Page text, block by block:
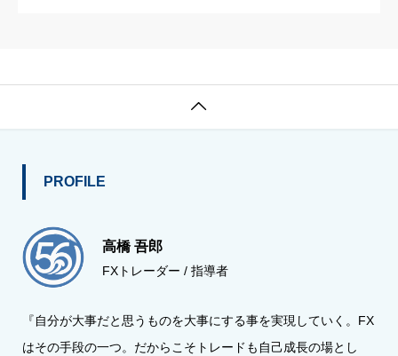

PROFILE
高橋 吾郎
FXトレーダー / 指導者
『自分が大事だと思うものを大事にする事を実現していく。FX
はその手段の一つ。だからこそトレードも自己成長の場とし